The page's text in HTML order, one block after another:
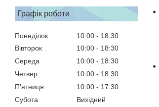
Графік роботи
Понеділок 10:00
18:30
Вівторок
10:00
18:30
Середа
10:00
18:30
Четвер
10:00
18:30
Пʼятниця
10:00
17:30
Субота
Вихідний